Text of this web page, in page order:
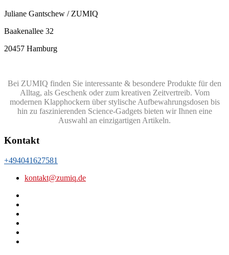
Juliane Gantschew / ZUMIQ
Baakenallee 32
20457 Hamburg
Bei ZUMIQ finden Sie interessante & besondere Produkte für den
Alltag, als Geschenk oder zum kreativen Zeitvertreib. Vom
modernen Klapphockern über stylische Aufbewahrungsdosen bis
hin zu faszinierenden Science-Gadgets bieten wir Ihnen eine
Auswahl an einzigartigen Artikeln.
Kontakt
+494041627581
kontakt@zumiq.de